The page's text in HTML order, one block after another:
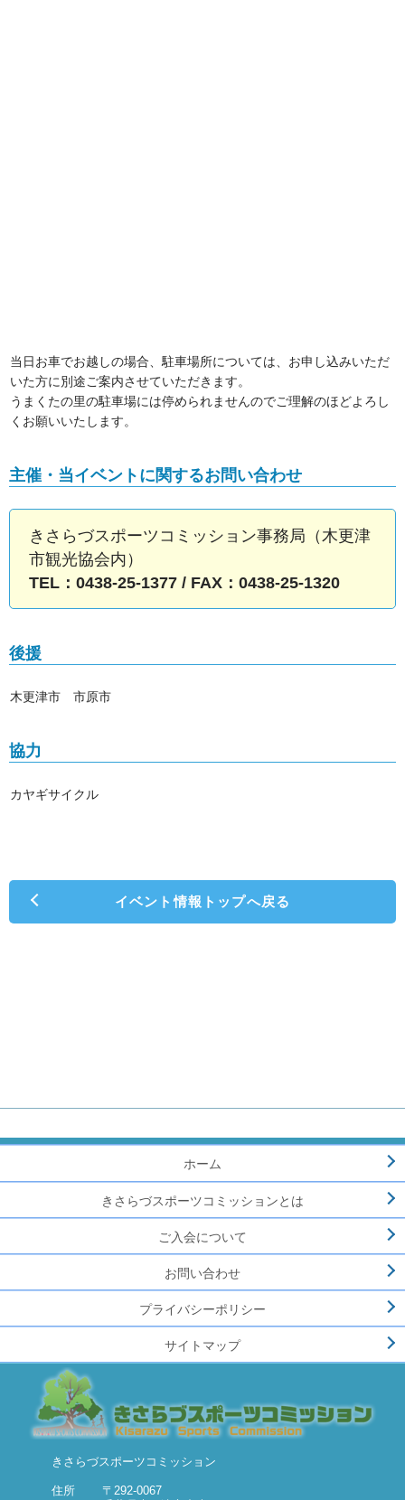
当日お車でお越しの場合、駐車場所については、お申し込みいただ
いた方に別途ご案内させていただきます。
うまくたの里の駐車場には停められませんのでご理解のほどよろし
くお願いいたします。
主催・当イベントに関するお問い合わせ
きさらづスポーツコミッション事務局（木更津
市観光協会内）
TEL：0438-25-1377 / FAX：0438-25-1320
後援
木更津市 市原市
協力
カヤギサイクル
イベント情報トップへ戻る
ホーム
きさらづスポーツコミッションとは
ご入会について
お問い合わせ
プライバシーポリシー
サイトマップ
きさらづスポーツコミッション
住所
〒292-0067